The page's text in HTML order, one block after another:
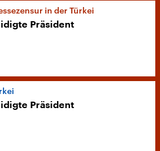
in der Türkei
Präsident
Präsident